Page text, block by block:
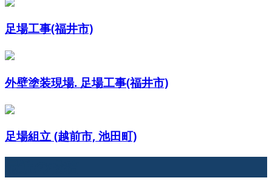
足場工事(福井市)
外壁塗装現場. 足場工事(福井市)
足場組立 (越前市, 池田町)